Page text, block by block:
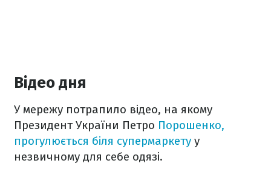
Відео дня
У мережу потрапило відео, на якому
Президент України Петро Порошенко,
прогулюється біля супермаркету у
незвичному для себе одязі.